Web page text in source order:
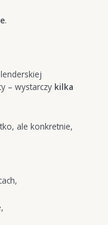
.
– wystarczy kilka
ale konkretnie,